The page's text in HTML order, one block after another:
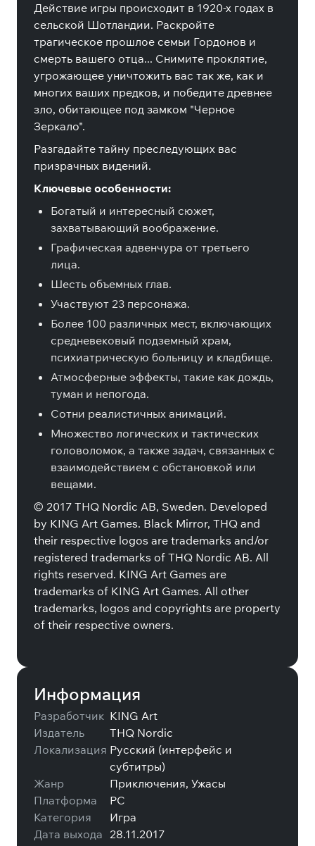
Действие игры происходит в 1920-х годах в
сельской Шотландии. Раскройте
трагическое прошлое семьи Гордонов и
смерть вашего отца... Снимите проклятие,
угрожающее уничтожить вас так же, как и
многих ваших предков, и победите древнее
зло, обитающее под замком "Черное
Зеркало".
Разгадайте тайну преследующих вас
призрачных видений.
Ключевые особенности:
Богатый и интересный сюжет,
захватывающий воображение.
Графическая адвенчура от третьего
лица.
Шесть объемных глав.
Участвуют 23 персонажа.
Более 100 различных мест, включающих
средневековый подземный храм,
психиатрическую больницу и кладбище.
Атмосферные эффекты, такие как дождь,
туман и непогода.
Сотни реалистичных анимаций.
Множество логических и тактических
головоломок, а также задач, связанных с
взаимодействием с обстановкой или
вещами.
© 2017 THQ Nordic AB, Sweden. Developed
by KING Art Games. Black Mirror, THQ and
their respective logos are trademarks and/or
registered trademarks of THQ Nordic AB. All
rights reserved. KING Art Games are
trademarks of KING Art Games. All other
trademarks, logos and copyrights are property
of their respective owners.
Информация
Разработчик KING Art
Издатель
THQ Nordic
Локализация Русский (интерфейс и
субтитры)
Жанр
Приключения, Ужасы
Платформа
PC
Категория
Игра
Дата выхода 28.11.2017